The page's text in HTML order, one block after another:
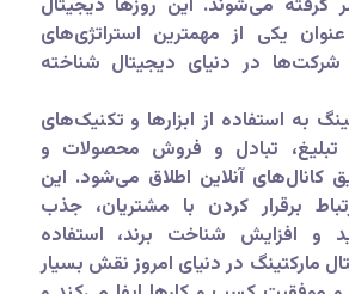
گرفته می‌شوند. این روزها دیجیتال
یکی از مهمترین استراتژی‌های
شرکت‌ها در دنیای دیجیتال شناخته
به استفاده از ابزارها و تکنیک‌های
تبلیغ، تبادل و فروش محصولات و
کانال‌های آنلاین اطلاق می‌شود. این
برقرار کردن با مشتریان، جذب
و افزایش شناخت برند، استفاده
مارکتینگ در دنیای امروز نقش بسیار